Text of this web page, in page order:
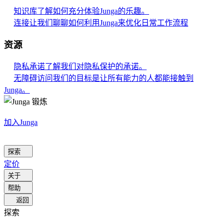
知识库了解如何充分体验Junga的乐趣。
连接让我们聊聊如何利用Junga来优化日常工作流程
资源
隐私承诺了解我们对隐私保护的承诺。
无障碍访问我们的目标是让所有能力的人都能接触到
Junga。
加入Junga
探索
定价
关于
帮助
返回
探索